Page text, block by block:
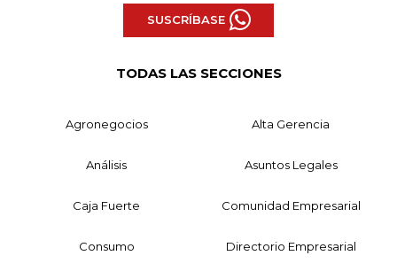
SUSCRÍBASE
TODAS LAS SECCIONES
Agronegocios Alta Gerencia
Análisis Asuntos Legales
Caja Fuerte Comunidad Empresarial
Consumo Directorio Empresarial